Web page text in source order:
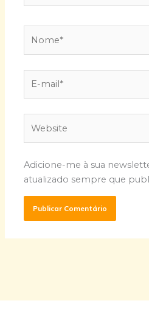
Adicione-me à sua
atualizado sempre que